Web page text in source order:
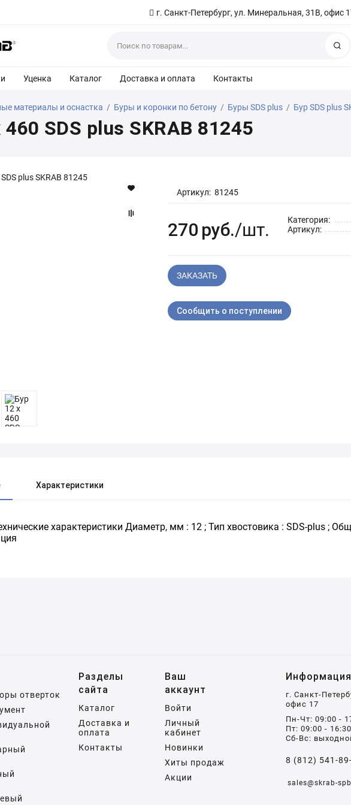
г. Санкт-Петербург, ул. Минеральная, 31В, офис
Уценка Каталог Доставка и оплата Контакты
материалы и оснастка / Буры и коронки по бетону / Буры SDS plus / Бур SDS plus
SDS plus SKRAB 81245
Артикул: 81245
270 руб./шт. Категория:
Артикул:
ЗАКАЗАТЬ
Сообщить о поступлении
Характеристики
характеристики Диаметр, мм : 12 ; Тип хвостовика : SDS-plus ;
отверток
Разделы
сайта
Каталог
Доставка и
оплата
Контакты
Ваш
аккаунт
Войти
Личный
кабинет
Новинки
Хиты продаж
Акции
г. Санкт-
офис 17
Пн-Чт: 09:00 -
Пт: 09:00 - 16:30
Сб-Вс:
8 (812) 541-
sales@skrab-